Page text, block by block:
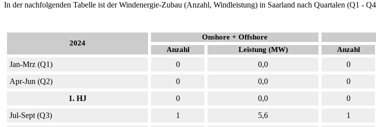
In der nachfolgenden Tabelle ist der Windenergie-Zubau (Anzahl, Windleistung) in Saarland nach Quartalen (Q1 -
2024
Onshore + Offshore
Anzahl
Leistung (MW) Anzahl
Jan-Mrz (Q1) 0 0,0 0
Apr-Jun (Q2)
0 0,0 0
1. HJ
0 0,0 0
Jul-Sept (Q3)
1 5,6 1